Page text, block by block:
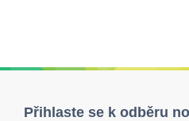
Přihlaste se k odběru